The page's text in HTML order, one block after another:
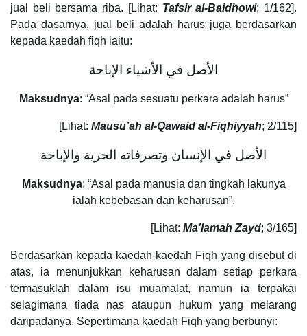
jual beli bersama riba. [Lihat: Tafsir al-Baidhowi; 1/162].
Pada dasarnya, jual beli adalah harus juga berdasarkan
kepada kaedah fiqh iaitu:
الأصل في الأشياء الإباحة
Maksudnya: “Asal pada sesuatu perkara adalah harus”
[Lihat: Mausu’ah al-Qawaid al-Fiqhiyyah; 2/115]
الأصل في الإنسان وتصرفاته الحرية والإباحة
Maksudnya: “Asal pada manusia dan tingkah lakunya
ialah kebebasan dan keharusan”.
[Lihat: Ma’lamah Zayd; 3/165]
Berdasarkan kepada kaedah-kaedah Fiqh yang disebut di
atas, ia menunjukkan keharusan dalam setiap perkara
termasuklah dalam isu muamalat, namun ia terpakai
selagimana tiada nas ataupun hukum yang melarang
daripadanya. Sepertimana kaedah Fiqh yang berbunyi: